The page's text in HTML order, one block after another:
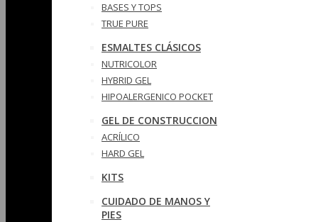
BASES Y‎ TOPS
TRUE PURE
ESMALTES CLÁSICOS
NUTRICOLOR
HYBRID GEL
HIPOALERGENICO POCKET
GEL DE CONSTRUCCION
ACRÍLICO
HARD GEL
KITS
CUIDADO DE MANOS Y
PIES